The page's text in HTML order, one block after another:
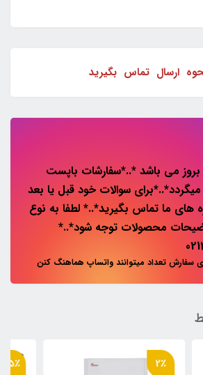
ارسال تماس بگیرید
می باشد *..*سفارشات باپست
میگردد*..*برای سوالات خود قبل یا بعد
های ما تماس بگیرید*..* لطفا به نوع
محصولات توجه شود*..*
سفارش تعداد میتوانند واتساپ هماهنگ کنن
15٪